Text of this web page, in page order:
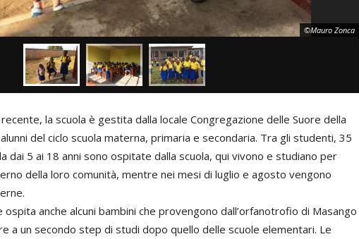
©Mauro Zonca
la scuola è gestita dalla locale Congregazione delle Suore della
del ciclo scuola materna, primaria e secondaria. Tra gli studenti, 35
dai 5 ai 18 anni sono ospitate dalla scuola, qui vivono e studiano per
della loro comunità, mentre nei mesi di luglio e agosto vengono
anche alcuni bambini che provengono dall’orfanotrofio di Masango
a un secondo step di studi dopo quello delle scuole elementari. Le